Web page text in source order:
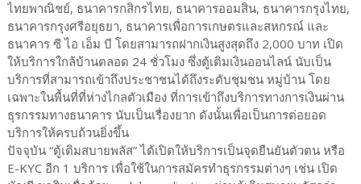
ไทยพาณิชย์, ธนาคารกสิกรไทย, ธนาคารออมสิน, ธนาคารกรุงไทย,
ธนาคารกรุงศรีอยุธยา, ธนาคารเพื่อการเกษตรและสหกรณ์ และ
ธนาคาร ซี ไอ เอ็ม บี โดยสามารถฝากเงินสูงสุดถึง 2,000 บาท เปิด
ให้บริการใกล้บ้านตลอด 24 ชั่วโมง ซึ่งตู้เติมเงินออนไลน์ นับเป็น
บริการที่สามารถเข้าถึงประชาชนได้ถึงระดับชุมชน หมู่บ้าน โดย
เฉพาะในพื้นที่ที่ห่างไกลตัวเมือง ที่การเข้าถึงบริการทางการเงินผ่าน
ธุรกรรมทางธนาคาร นับเป็นเรื่องยาก ดังนั้นเพื่อเป็นการต่อยอด
บริการให้ครบถ้วนยิ่งขึ้น
ปัจจุบัน “ตู้เติมสบายพลัส” ได้เปิดให้บริการเป็นจุดยืนยันตัวตน หรือ
E-KYC อีก 1 บริการ เพื่อใช้ในการสมัครทำธุรกรรมต่างๆ เช่น เปิด